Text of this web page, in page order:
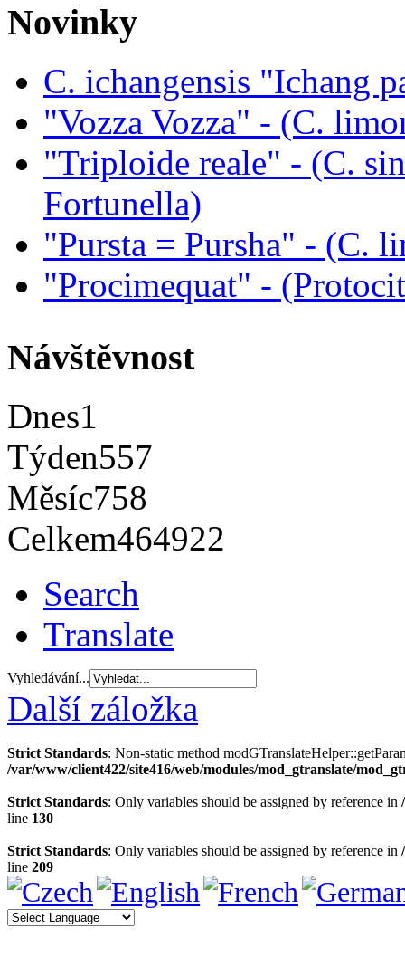
Novinky
C. ichangensis "Ichang
"Vozza Vozza" - (C.
"Triploide reale" - (C.
Fortunella)
"Pursta = Pursha" - (C.
"Procimequat" -
Návštěvnost
Dnes1
Týden557
Měsíc758
Celkem464922
Search
Translate
Vyhledávání...
Další záložka
Strict Standards: Non-static method
/var/www/client422/site416/web/modules/mod_gtranslate/
Strict Standards: Only variables should be assigned by reference in
line 130
Strict Standards: Only variables should be assigned by reference in
line 209